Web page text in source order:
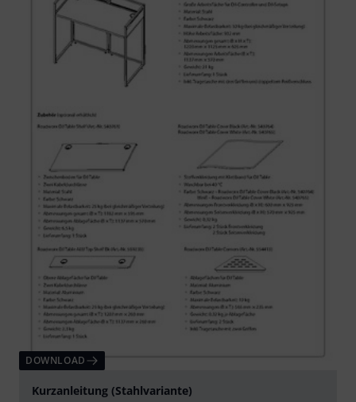
DOWNLOAD
Kurzanleitung (Stahlvariante)